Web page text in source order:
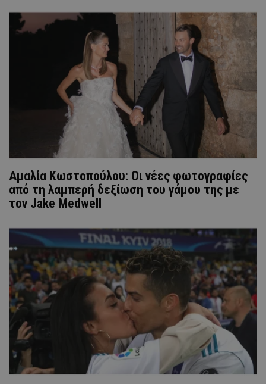
Αμαλία Κωστοπούλου: Οι νέες φωτογραφίες
από τη λαμπερή δεξίωση του γάμου της με
τον Jake Medwell